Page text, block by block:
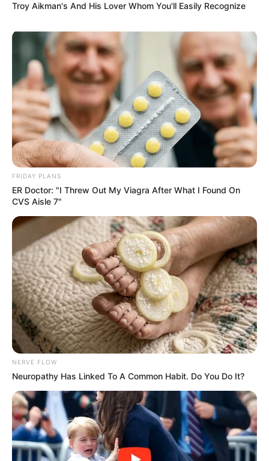
Troy Aikman's And His Lover Whom You'll Easily Recognize
FRIDAY PLANS
ER Doctor: "I Threw Out My Viagra After What I Found On
CVS Aisle 7"
NERVE FLOW
Neuropathy Has Linked To A Common Habit. Do You Do It?